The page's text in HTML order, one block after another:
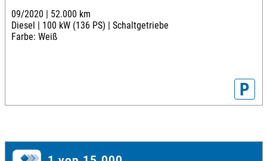
09/2020 | 52.000 km
Diesel | 100 kW (136 PS) | Schaltgetriebe
Farbe: Weiß
P